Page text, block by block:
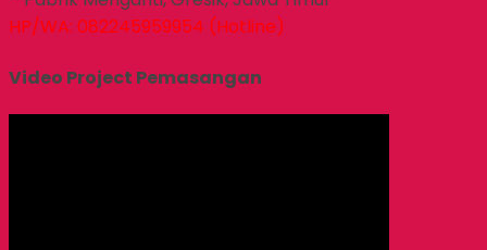
HP/WA: 082245959954 (Hotline)
Video Project Pemasangan